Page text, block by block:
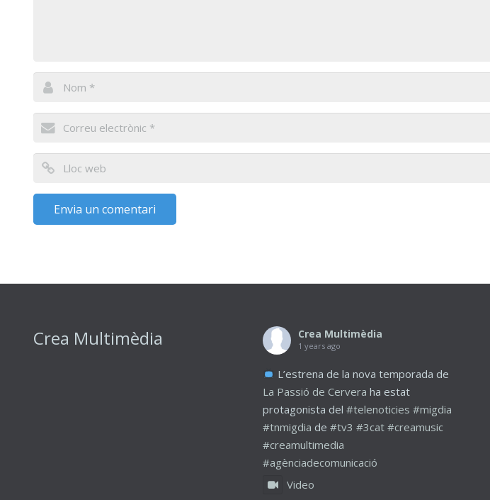
Crea Multimèdia Crea Multimèdia
1 years ago
L’estrena de la nova temporada de
La Passió de Cervera ha estat
protagonista del #telenoticies #migdia
#tnmigdia de #tv3 #3cat #creamusic
#creamultimedia
#agènciadecomunicació
Video